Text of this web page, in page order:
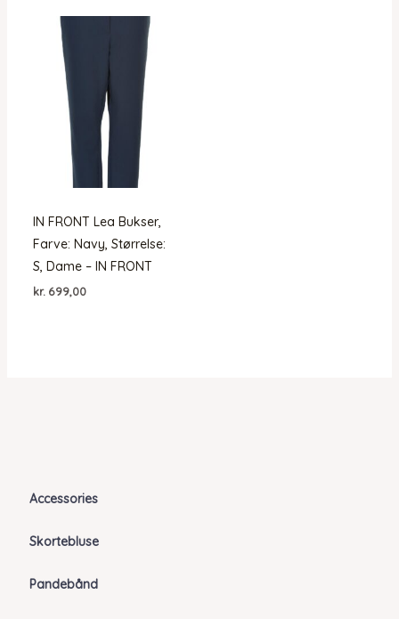
Accessories
Skortebluse
Pandebånd
IN FRONT Lea Bukser,
Farve: Navy, Størrelse:
S, Dame – IN FRONT
kr. 699,00